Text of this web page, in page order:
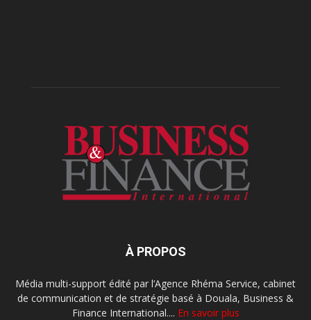
À PROPOS
Média multi-support édité par l’Agence Rhéma Service, cabinet
de communication et de stratégie basé à Douala, Business &
Finance International.... En savoir plus